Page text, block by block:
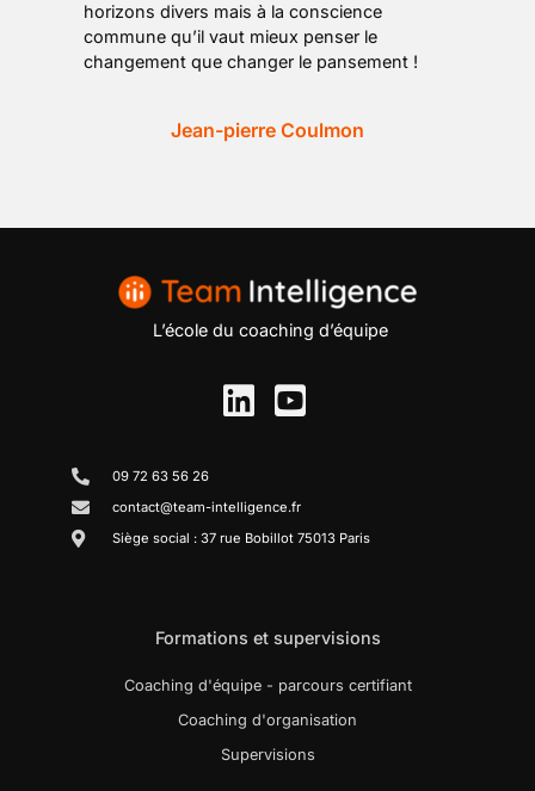
horizons divers mais à la conscience
commune qu’il vaut mieux penser le
changement que changer le pansement !
Jean-pierre Coulmon
L’école du coaching d’équipe
09 72 63 56 26
contact@team-intelligence.fr
Siège social : 37 rue Bobillot 75013 Paris
Formations et supervisions
Coaching d'équipe - parcours certifiant
Coaching d'organisation
Supervisions